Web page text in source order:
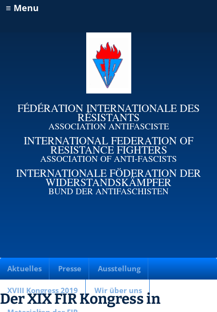
≡ Menu
FÉDÉRATION INTERNATIONALE DES
RÉSISTANTS
ASSOCIATION ANTIFASCISTE
INTERNATIONAL FEDERATION OF
RESISTANCE FIGHTERS
ASSOCIATION OF ANTI-FASCISTS
INTERNATIONALE FÖDERATION DER
WIDERSTANDSKÄMPFER
BUND DER ANTIFASCHISTEN
Aktuelles Presse Ausstellung
XVIII Kongress 2019 Wir über uns
Der XIX FIR Kongress in